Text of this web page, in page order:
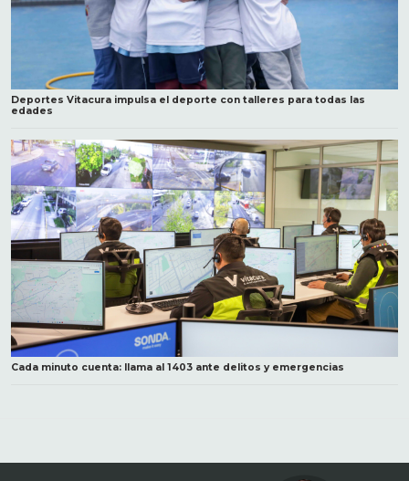
Deportes Vitacura impulsa el deporte con talleres para todas las
edades
Cada minuto cuenta: llama al 1403 ante delitos y emergencias